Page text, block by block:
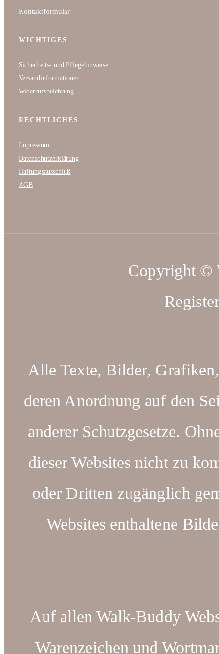
Kontaktformular
WICHTIGES
Sicherheits- und Pflegehinweise
Versandinformationen
Widerrufsbelehrung
RECHTLICHES
Impressum
Datenschutzerklärung
Haftungsausschluß
AGB
Copyright ©
Alle Texte, Bilder,
deren Anordnung auf den
anderer Schutzgesetze.
dieser Websites nicht zu
oder Dritten zugänglich
Websites enthaltene
Auf allen Walk-Buddy
Warenzeichen und